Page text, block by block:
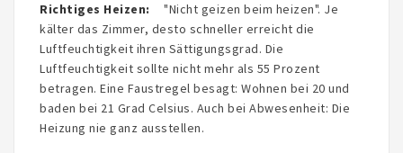
Richtiges Heizen: "Nicht geizen beim heizen". Je
kälter das Zimmer, desto schneller erreicht die
Luftfeuchtigkeit ihren Sättigungsgrad. Die
Luftfeuchtigkeit sollte nicht mehr als 55 Prozent
betragen. Eine Faustregel besagt: Wohnen bei 20 und
baden bei 21 Grad Celsius. Auch bei Abwesenheit: Die
Heizung nie ganz ausstellen.